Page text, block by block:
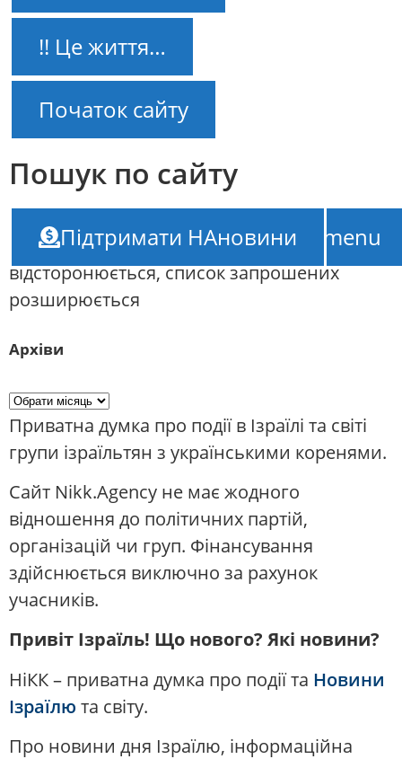
!! Це життя…
Початок сайту
Пошук по сайту
по Газі: Трамп кличе і Нетаньягу, Європа
відсторонюється, список запрошених
розширюється
Архіви
Приватна думка про події в Ізраїлі та світі
групи ізраїльтян з українськими коренями.
Сайт Nikk.Agency не має жодного
відношення до політичних партій,
організацій чи груп. Фінансування
здійснюється виключно за рахунок
учасників.
Привіт Ізраїль! Що нового? Які новини?
НіКК – приватна думка про події та Новини
Ізраїлю та світу.
Про новини дня Ізраїлю, інформаційна
TOP-menu
Підтримати НАновини